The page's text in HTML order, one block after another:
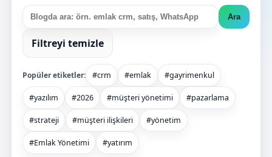
Ara
Filtreyi temizle
Popüler etiketler: #crm #emlak #gayrimenkul
#yazılım #2026 #müşteri yönetimi #pazarlama
#strateji #müşteri ilişkileri #yönetim
#Emlak Yönetimi #yatırım